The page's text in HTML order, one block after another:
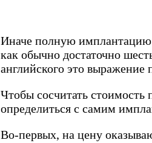
Иначе полную
как обычно достаточно
английского это выражение
Чтобы сосчитать
определиться с самим
Во-первых, на цену